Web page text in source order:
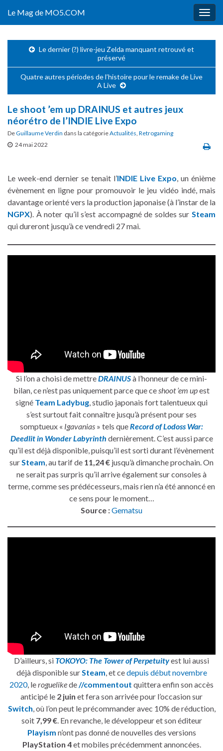
Le Mag de MO5.COM
Le dernier (?) livre-jeu Zelda manquant retrouvé et
préservé
Quatre autres périodes de l’histoire pour le remake de Live
A Live
Le shoot ’em up DRAINUS et autres jeux
néorétro de l’INDIE Live Expo
DeGuillaume Verdin dans la catégorieActualités, Retrogaming
24 mai 2022
Le week-end dernier se tenait l’INDIE Live Expo, un énième
évènement en ligne pour promouvoir le jeu vidéo indé, mais
davantage orienté vers la production japonaise (à l’instar de la
NGPX). À noter qu’il s’est accompagné de soldes sur Steam
qui dureront jusqu’à ce vendredi 27 mai.
Si l’on a choisi de mettreDRAINUSà l’honneur de ce mini-
bilan, ce n’est pas uniquement parce que ceshoot ’em upest
signé Team Ladybug, studio japonais fort talentueux qui
s’est surtout fait connaître jusqu’à présent pour ses
somptueux « Igavanias » tels queRecord of Lodoss War:
Deedlit in Wonder Labyrinth dernièrement. C’est aussi parce
qu’il est déjà disponible, puisqu’il est sorti durant l’évènement
surSteam, au tarif de 11,24 € jusqu’à dimanche prochain. On
ne serait pas surpris qu’il arrive également sur consoles à
terme, comme ses prédécesseurs, mais rien n’a été annoncé en
ce sens pour le moment…
Source :Gematsu
D’ailleurs, si TOKOYO: The Tower of Perpetuityest lui aussi
déjà disponible surSteam, et cedepuis début novembre
2020, leroguelikede//commentout quittera enfin son accès
anticipé le 2 juin et fera son arrivée pour l’occasion sur
Switch, où l’on peut le précommander avec 10% de réduction,
soit 7,99 €. En revanche, le développeur et son éditeur
Playism n’ont pas donné de nouvelles des versions
PlayStation 4et mobiles précédemment annoncées.